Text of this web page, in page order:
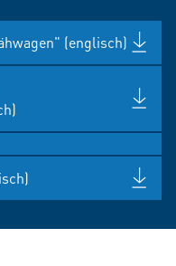
(englisch)